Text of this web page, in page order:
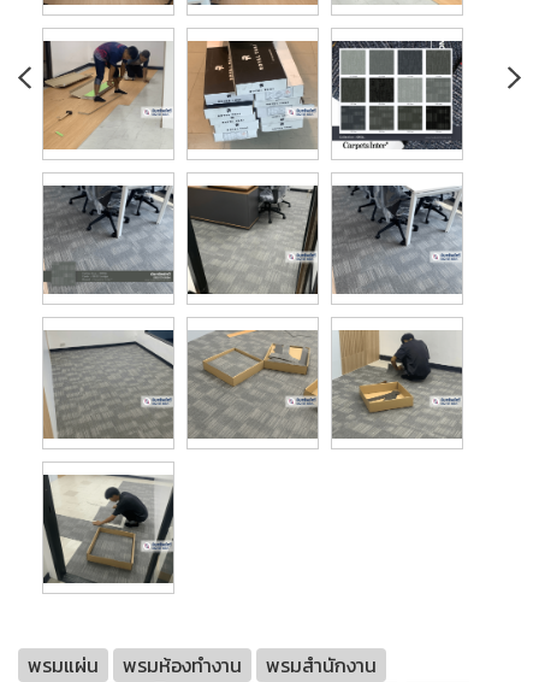
พรมแผ่น พรมห้องทำงาน
พรมสำนักงาน